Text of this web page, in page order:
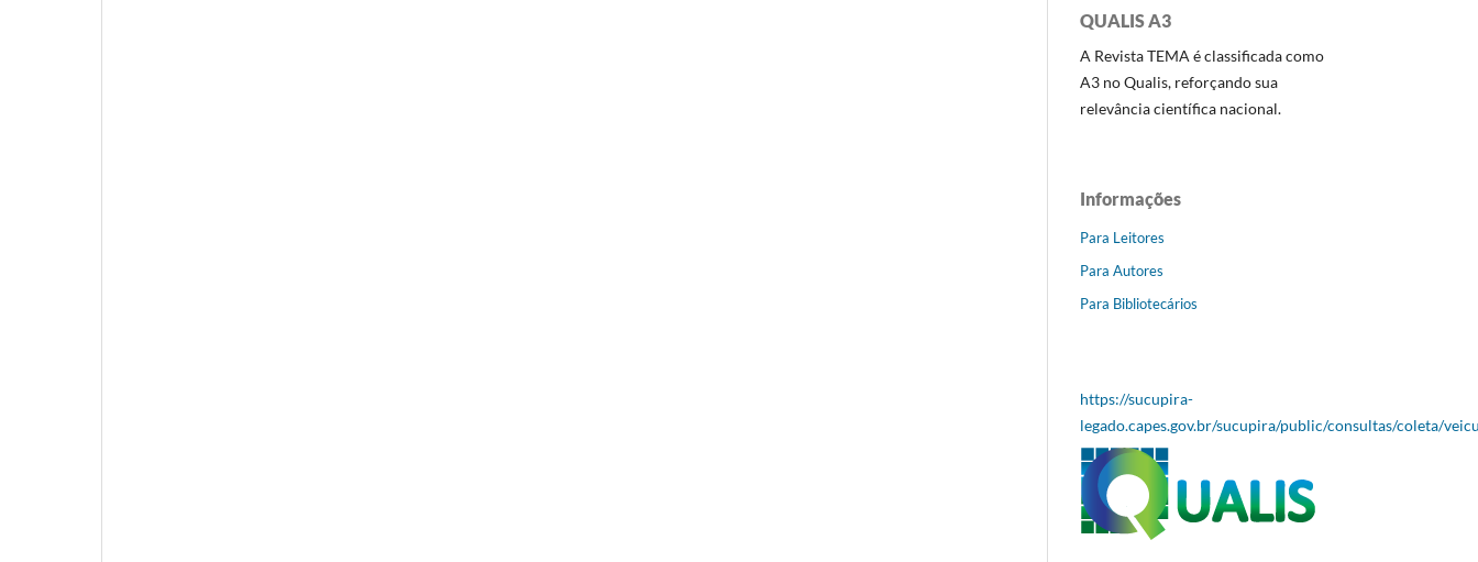
QUALIS A3
A Revista TEMA é classificada como
A3 no Qualis, reforçando sua
relevância científica nacional.
Informações
Para Leitores
Para Autores
Para Bibliotecários
https://sucupira-
legado.capes.gov.br/sucupira/public/consultas/coleta/